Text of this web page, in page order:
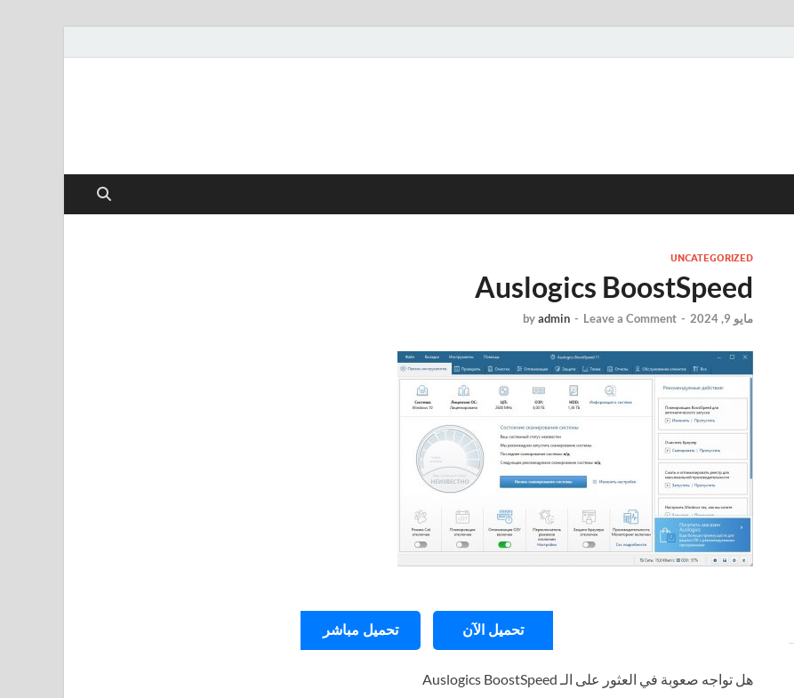
UNCATEGORIZED
Auslogics BoostSpeed
مايو 9, 2024 -
byadmin - Leave a Comment
تحميل الآن تحميل مباشر
هل تواجه صعوبة في العثور على الـ Auslogics BoostSpeed